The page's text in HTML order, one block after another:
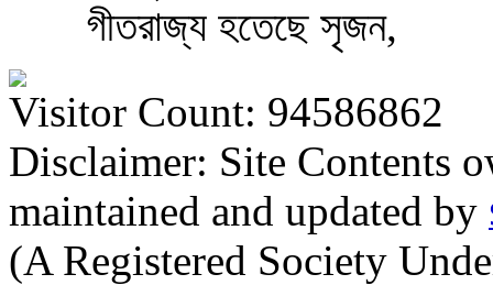
গীতরাজ্য হতেছে সৃজন,
Visitor Count: 94586862
Disclaimer: Site Contents
maintained and updated by
(A Registered Society